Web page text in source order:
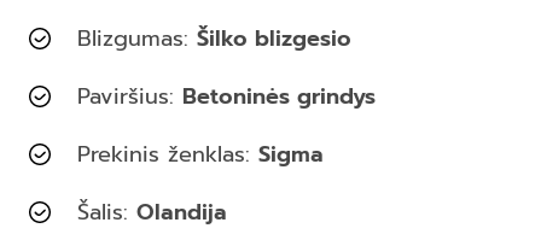
Blizgumas: Šilko blizgesio
Paviršius: Betoninės grindys
Prekinis ženklas: Sigma
Šalis: Olandija